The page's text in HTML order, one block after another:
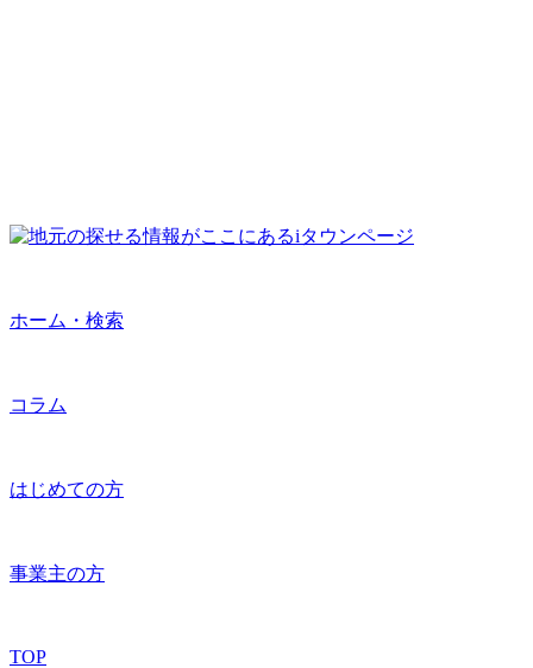
ホーム・検索
コラム
はじめての方
事業主の方
TOP